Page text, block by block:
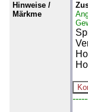
Hinweise /
Märkme